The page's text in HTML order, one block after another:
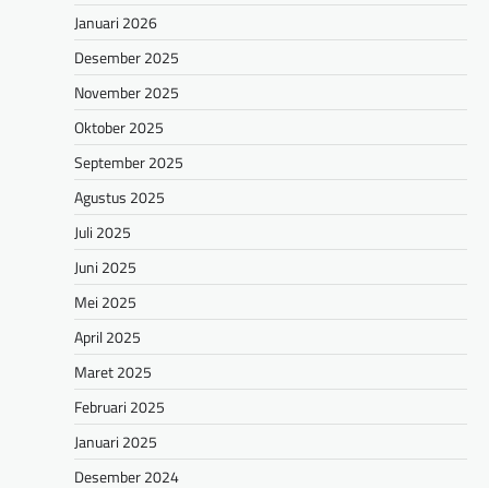
Januari 2026
Desember 2025
November 2025
Oktober 2025
September 2025
Agustus 2025
Juli 2025
Juni 2025
Mei 2025
April 2025
Maret 2025
Februari 2025
Januari 2025
Desember 2024